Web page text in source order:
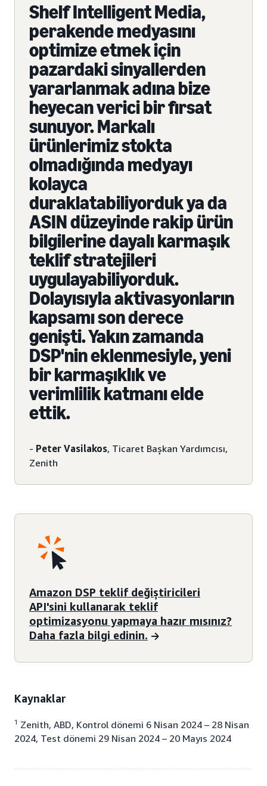
Shelf Intelligent Media,
perakende medyasını
optimize etmek için
pazardaki sinyallerden
yararlanmak adına bize
heyecan verici bir fırsat
sunuyor. Markalı
ürünlerimiz stokta
olmadığında medyayı
kolayca
duraklatabiliyorduk ya da
ASIN düzeyinde rakip ürün
bilgilerine dayalı karmaşık
teklif stratejileri
uygulayabiliyorduk.
Dolayısıyla aktivasyonların
kapsamı son derece
genişti. Yakın zamanda
DSP'nin eklenmesiyle, yeni
bir karmaşıklık ve
verimlilik katmanı elde
ettik.
- Peter Vasilakos, Ticaret Başkan Yardımcısı,
Zenith
Amazon DSP teklif değiştiricileri
API'sini kullanarak teklif
optimizasyonu yapmaya hazır mısınız?
Daha fazla bilgi edinin.
Kaynaklar
1 Zenith, ABD, Kontrol dönemi 6 Nisan 2024 – 28 Nisan
2024, Test dönemi 29 Nisan 2024 – 20 Mayıs 2024